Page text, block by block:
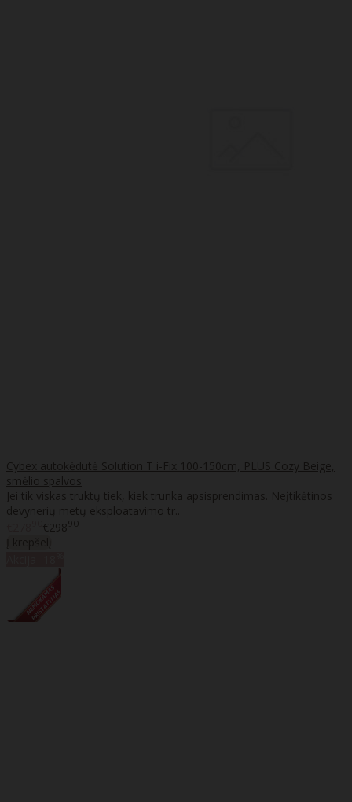
Cybex autokėdutė Solution T i-Fix 100-150cm, PLUS Cozy Beige,
smėlio spalvos
Jei tik viskas truktų tiek, kiek trunka apsisprendimas. Neįtikėtinos
devynerių metų eksploatavimo tr..
€29890